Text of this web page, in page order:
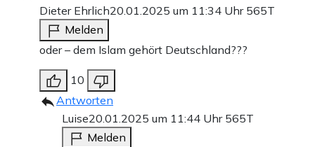
Dieter Ehrlich20.01.2025 um 11:34 Uhr 565T
Melden
oder – dem Islam gehört Deutschland???
10
Antworten
Luise20.01.2025 um 11:44 Uhr 565T
Melden